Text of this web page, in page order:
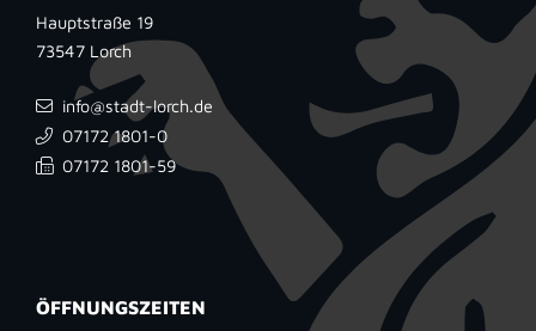
Hauptstraße 19
73547 Lorch
info@stadt-lorch.de
07172 1801-0
07172 1801-59
ÖFFNUNGSZEITEN